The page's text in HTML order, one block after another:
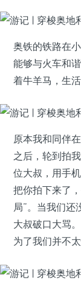
奥铁的铁路在
能够与火车和
着牛羊马，生活
原本我和同伴
之后，轮到拍
位大叔，用手
把你拍下来了
局”。当我们还
大叔破口大骂
为了我们并不